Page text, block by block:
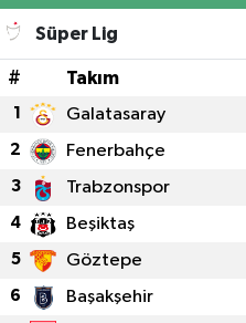
Süper Lig
# Takım
1 Galatasaray
2 Fenerbahçe
3 Trabzonspor
4 Beşiktaş
5 Göztepe
6 Başakşehir